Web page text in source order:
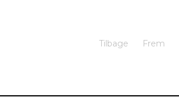
Tilbage Frem